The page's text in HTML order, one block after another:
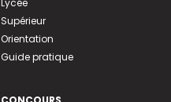
Supérieur
Orientation
Guide pratique